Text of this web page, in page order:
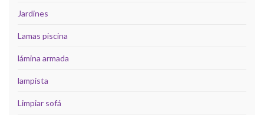
Jardines
Lamas piscina
lámina armada
lampista
Limpiar sofá